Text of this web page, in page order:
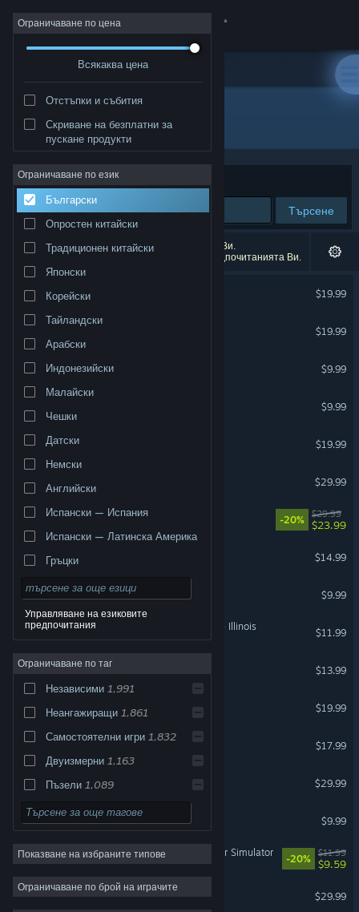
Вписване
Относно
Поддръжка
Смяна на езика
Ограничаване по цена
Всякаква цена
Отстъпки и събития
Скриване на безплатни за
пускане продукти
Ограничаване по език
Български
Опростен китайски
Традиционен китайски
Японски
Корейски
Тайландски
Арабски
Индонезийски
Малайски
Чешки
Датски
Немски
Английски
Испански — Испания
Испански — Латинска Америка
Гръцки
Управляване на езиковите
предпочитания
Ограничаване по таг
Независими 1,991
Неангажиращи 1,861
Самостоятелни игри 1,832
Двуизмерни 1,163
Пъзели 1,089
Отпускащи 1,071
Симулации 995
Привлекателни 907
Екшъни 872
Показване на избраните типове
Ограничаване по брой на играчите
Всички продукти
Сортиране по Съответстване
Търсене
2,982 резултата съответстват на търсенето Ви.
67,724 заглавия бяха изключени спрямо предпочитанията Ви.
$19.99
$19.99
$9.99
$9.99
$19.99
$29.99
The Legend of Khiimori
-20%
$29.99
$23.99
$14.99
Portal 2
$9.99
American Truck Simulator - Illinois
$11.99
The Other Side
$13.99
$19.99
Dome Keeper
$17.99
$29.99
Left 4 Dead
$9.99
HackHub - Ultimate Hacker Simulator
-20%
$11.99
$9.59
TUNIC
$29.99